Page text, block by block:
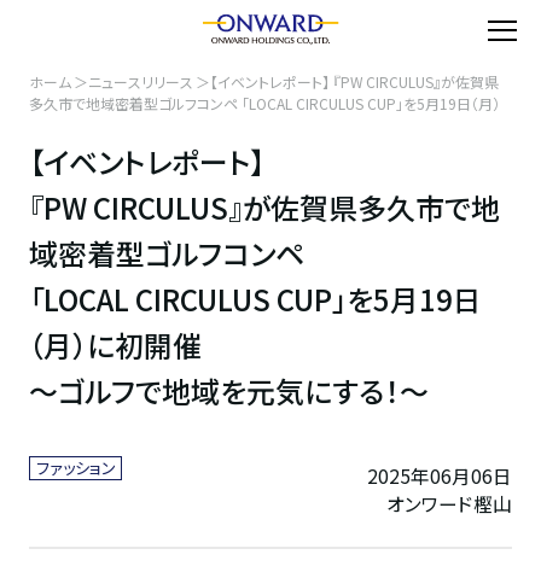
ホーム ニュースリリース
【イベントレポート】 『PW CIRCULUS』が佐賀県
多久市で地域密着型ゴルフコンペ 「LOCAL CIRCULUS CUP」を5月19日（月）
【イベントレポート】
『PW CIRCULUS』が佐賀県多久市で地
域密着型ゴルフコンペ
「LOCAL CIRCULUS CUP」を5月19日
（月）に初開催
～ゴルフで地域を元気にする！～
ファッション
2025年06月06日
オンワード樫山